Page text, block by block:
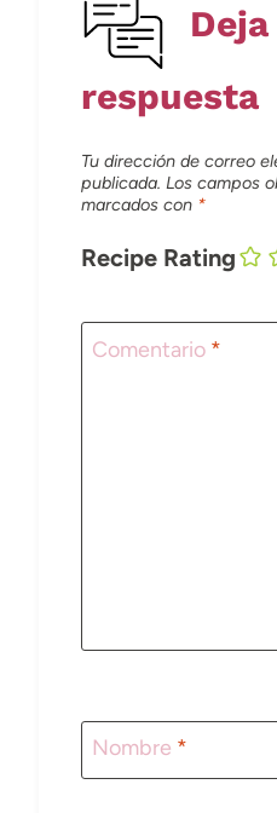
respuesta
Tu dirección de correo
publicada. Los campos
marcados con *
Recipe Rating
Comentario *
Nombre *